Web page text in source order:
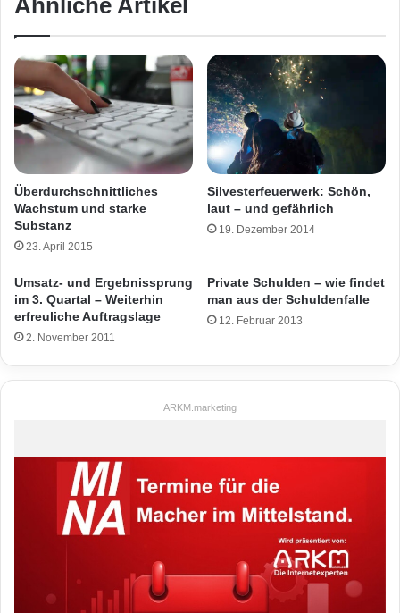
Ähnliche Artikel
Überdurchschnittliches
Wachstum und starke
Substanz
23. April 2015
Silvesterfeuerwerk: Schön,
laut – und gefährlich
19. Dezember 2014
Umsatz- und Ergebnissprung
im 3. Quartal – Weiterhin
erfreuliche Auftragslage
2. November 2011
Private Schulden – wie findet
man aus der Schuldenfalle
12. Februar 2013
ARKM.marketing